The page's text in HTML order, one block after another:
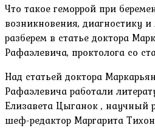
Что такое геморрой при
возникновения, диагностику
разберем в статье доктора
Рафаэлевича, проктолога со
Над статьей доктора
Рафаэлевича работали
Елизавета Цыганок , научный
шеф-редактор Маргарита